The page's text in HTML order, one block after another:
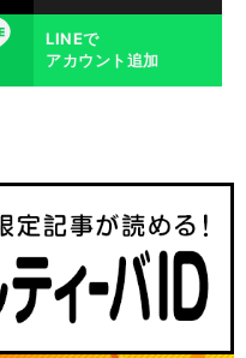
LINEで
アカウント追加